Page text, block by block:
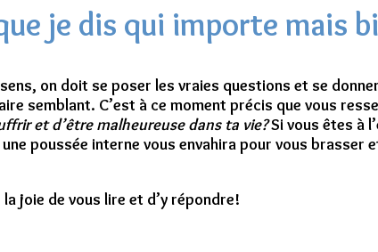
je dis qui importe mais
on doit se poser les vraies questions et se
semblant. C’est à ce moment précis que vous
et d’être malheureuse dans ta vie?Si vous êtes à
poussée interne vous envahira pour vous brasser
joie de vous lire et d’y répondre!